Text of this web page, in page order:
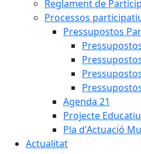
Reglament de
Processos
Pressupostos
Agenda 21
Projecte
Pla d'Actuació
Actualitat